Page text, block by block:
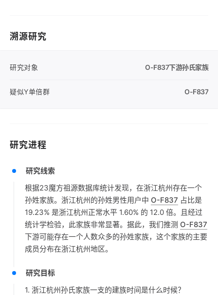
溯源研究
研究对象 O-F837下游孙氏家族
疑似Y单倍群 O-F837
研究进程
研究线索
根据23魔方祖源数据库统计发现，在浙江杭州存在一个
孙姓家族。浙江杭州的孙姓男性用户中 O-F837 占比是
19.23% 是浙江杭州正常水平 1.60% 的 12.0 倍。且经过
统计学检验，此家族非常显著。据此，我们推测 O-F837
下游可能存在一个人数众多的孙姓家族，这个家族的主要
成员分布在浙江杭州地区。
研究目标
1. 浙江杭州孙氏家族一支的建族时间是什么时候？